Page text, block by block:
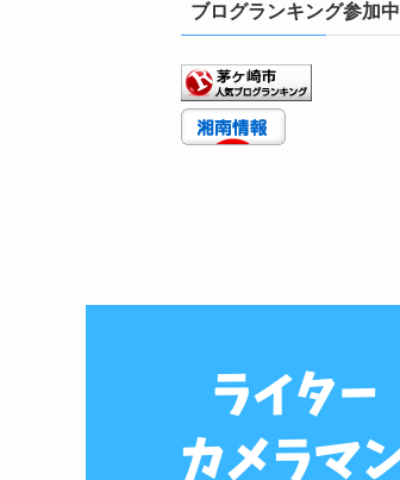
ブログランキング参加中